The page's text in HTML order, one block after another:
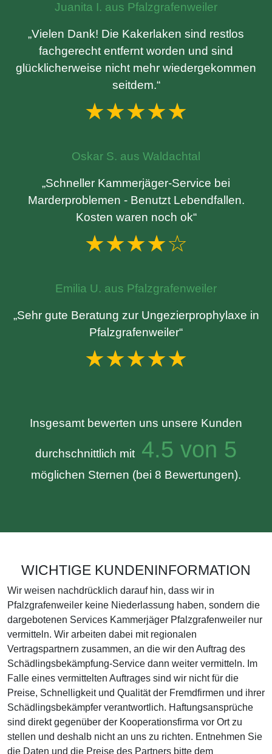
Juanita I. aus Pfalzgrafenweiler
„Vielen Dank! Die Kakerlaken sind restlos
fachgerecht entfernt worden und sind
glücklicherweise nicht mehr wiedergekommen
seitdem.“
★★★★★
Oskar S. aus Waldachtal
„Schneller Kammerjäger-Service bei
Marderproblemen - Benutzt Lebendfallen.
Kosten waren noch ok“
★★★★☆
Emilia U. aus Pfalzgrafenweiler
„Sehr gute Beratung zur Ungezierprophylaxe in
Pfalzgrafenweiler“
★★★★★
Insgesamt bewerten uns unsere Kunden
durchschnittlich mit 4.5 von 5
möglichen Sternen (bei 8 Bewertungen).
WICHTIGE KUNDENINFORMATION
Wir weisen nachdrücklich darauf hin, dass wir in
Pfalzgrafenweiler keine Niederlassung haben, sondern die
dargebotenen Services Kammerjäger Pfalzgrafenweiler nur
vermitteln. Wir arbeiten dabei mit regionalen
Vertragspartnern zusammen, an die wir den Auftrag des
Schädlingsbekämpfung-Service dann weiter vermitteln. Im
Falle eines vermittelten Auftrages sind wir nicht für die
Preise, Schnelligkeit und Qualität der Fremdfirmen und ihrer
Schädlingsbekämpfer verantwortlich. Haftungsansprüche
sind direkt gegenüber der Kooperationsfirma vor Ort zu
stellen und deshalb nicht an uns zu richten. Entnehmen Sie
die Daten und die Preise des Partners bitte dem